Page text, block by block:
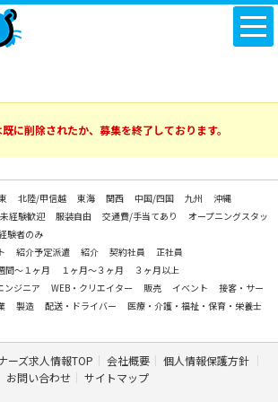
に削除されたか、募集を終了しております。
北陸/甲信越 東海 関西 中国/四国 九州
沖縄
未経験歓迎 服装自由 交通費/手当てあり
オープニングスタッ
験者のみ
紹介予定派遣 紹介 契約社員
正社員
間～１ヶ月 １ヶ月～３ヶ月
３ヶ月以上
ンジニア WEB・クリエイター 販売 イベント
接客・サー
製造 配送・ドライバー
医療・介護・福祉・保育・栄養士
ーズ求人情報TOP 会社概要
個人情報保護方針
お問い合わせ
サイトマップ